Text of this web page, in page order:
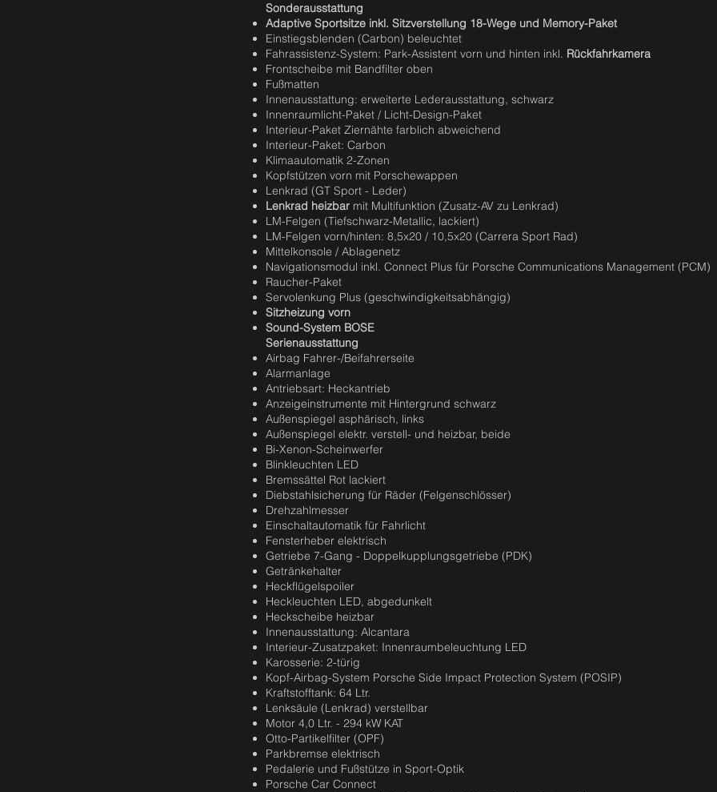
Sonderausstattung
Adaptive Sportsitze inkl. Sitzverstellung 18-Wege und Memory-Paket
Einstiegsblenden (Carbon) beleuchtet
Fahrassistenz-System: Park-Assistent vorn und hinten inkl. Rückfahrkamera
Frontscheibe mit Bandfilter oben
Fußmatten
Innenausstattung: erweiterte Lederausstattung, schwarz
Innenraumlicht-Paket / Licht-Design-Paket
Interieur-Paket Ziernähte farblich abweichend
Interieur-Paket: Carbon
Klimaautomatik 2-Zonen
Kopfstützen vorn mit Porschewappen
Lenkrad (GT Sport - Leder)
Lenkrad heizbar mit Multifunktion (Zusatz-AV zu Lenkrad)
LM-Felgen (Tiefschwarz-Metallic, lackiert)
LM-Felgen vorn/hinten: 8,5x20 / 10,5x20 (Carrera Sport Rad)
Mittelkonsole / Ablagenetz
Navigationsmodul inkl. Connect Plus für Porsche Communications Management (PCM)
Raucher-Paket
Servolenkung Plus (geschwindigkeitsabhängig)
Sitzheizung vorn
Sound-System BOSE
Serienausstattung
Airbag Fahrer-/Beifahrerseite
Alarmanlage
Antriebsart: Heckantrieb
Anzeigeinstrumente mit Hintergrund schwarz
Außenspiegel asphärisch, links
Außenspiegel elektr. verstell- und heizbar, beide
Bi-Xenon-Scheinwerfer
Blinkleuchten LED
Bremssättel Rot lackiert
Diebstahlsicherung für Räder (Felgenschlösser)
Drehzahlmesser
Einschaltautomatik für Fahrlicht
Fensterheber elektrisch
Getriebe 7-Gang - Doppelkupplungsgetriebe (PDK)
Getränkehalter
Heckflügelspoiler
Heckleuchten LED, abgedunkelt
Heckscheibe heizbar
Innenausstattung: Alcantara
Interieur-Zusatzpaket: Innenraumbeleuchtung LED
Karosserie: 2-türig
Kopf-Airbag-System Porsche Side Impact Protection System (POSIP)
Kraftstofftank: 64 Ltr.
Lenksäule (Lenkrad) verstellbar
Motor 4,0 Ltr. - 294 kW KAT
Otto-Partikelfilter (OPF)
Parkbremse elektrisch
Pedalerie und Fußstütze in Sport-Optik
Porsche Car Connect